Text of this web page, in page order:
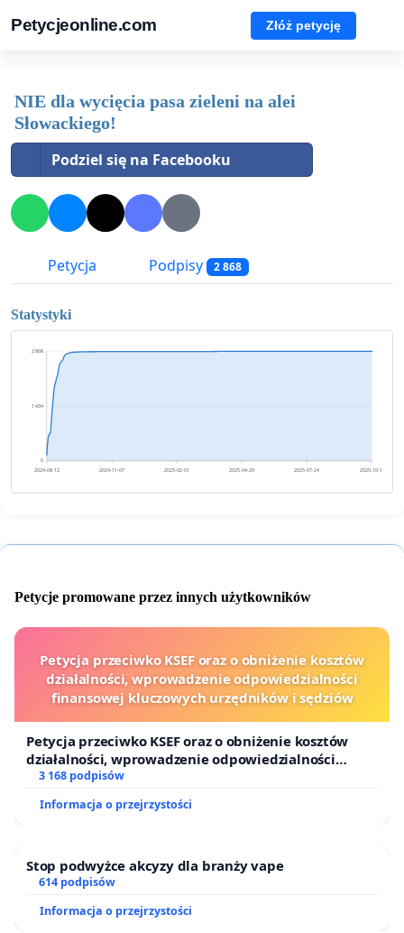
Petycjeonline.com Złóż petycję
NIE dla wycięcia pasa zieleni na alei
Słowackiego!
Podziel się na Facebooku
Petycja Podpisy 2 868
Statystyki
0
1 434
2 868
2024-08-12 2024-11-07 2025-02-01 2025-04-29 2025-07-24 2025-10-19
Petycje promowane przez innych użytkowników
Petycja przeciwko KSEF oraz o obniżenie kosztów
działalności, wprowadzenie odpowiedzialności
finansowej kluczowych urzędników i sędziów
Petycja przeciwko KSEF oraz o obniżenie kosztów
działalności, wprowadzenie odpowiedzialności
finansowej kluczowych urzędników i sędziów
3 168 podpisów
Informacja o przejrzystości
Stop podwyżce akcyzy dla branży vape
614 podpisów
Informacja o przejrzystości